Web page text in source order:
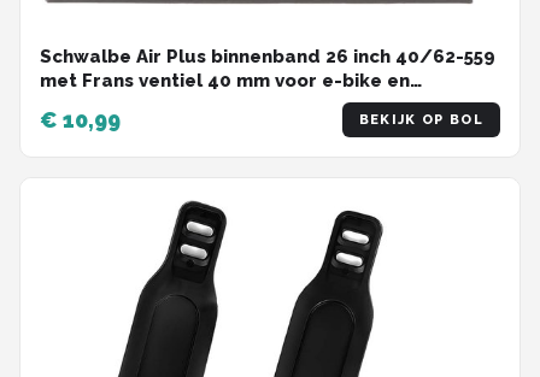
Schwalbe Air Plus binnenband 26 inch 40/62-559
met Frans ventiel 40 mm voor e-bike en
€ 10,99 BEKIJK OP BOL